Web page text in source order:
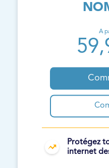
A
Protégez
internet